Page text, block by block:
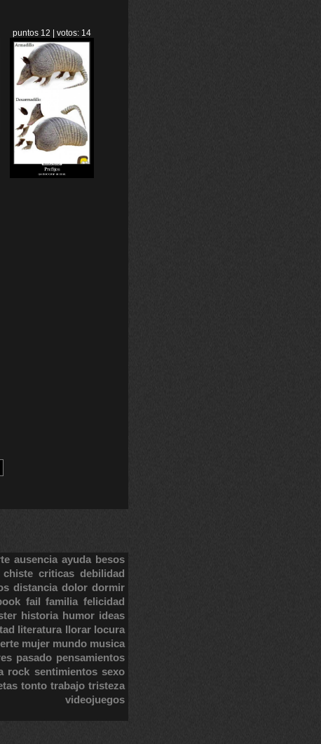
puntos 12 | votos: 14
ausencia ayuda besos
chiste criticas debilidad
distancia dolor dormir
fail familia felicidad
historia humor ideas
literatura llorar locura
mujer mundo musica
pasado pensamientos
rock sentimientos sexo
tonto trabajo tristeza
videojuegos